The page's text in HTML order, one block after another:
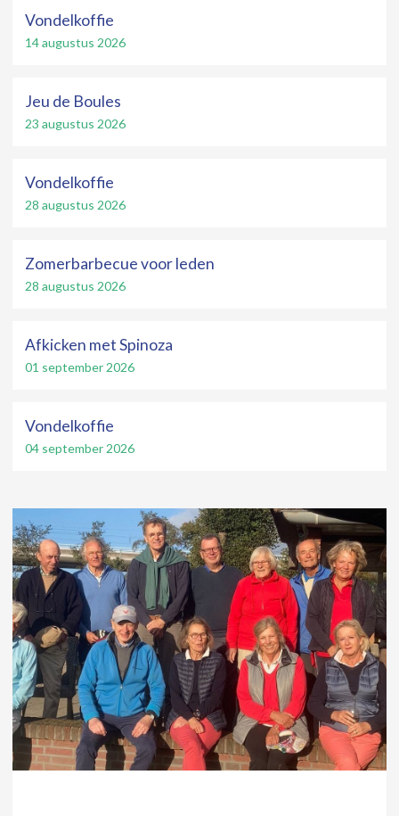
14 augustus 2026
Vondelkoffie
23 augustus 2026
Jeu de Boules
28 augustus 2026
Vondelkoffie
28 augustus 2026
Zomerbarbecue voor leden
01 september 2026
Afkicken met Spinoza
04 september 2026
Vondelkoffie